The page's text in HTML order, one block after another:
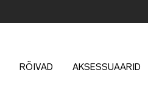
RÕIVAD AKSESSUAARID